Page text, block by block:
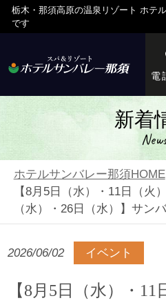
栃木・那須高原の温泉リゾート ホテ
です
電
新着
ホテルサンバレー那須HOME
【8月5日（水）・11日（火
（水）・26日（水）】サン
2026/06/02 イベント
【8月5日（水）・11